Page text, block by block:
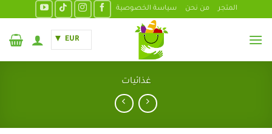
المتجر من نحن سياسة الخصوصية
EUR
غذائيات